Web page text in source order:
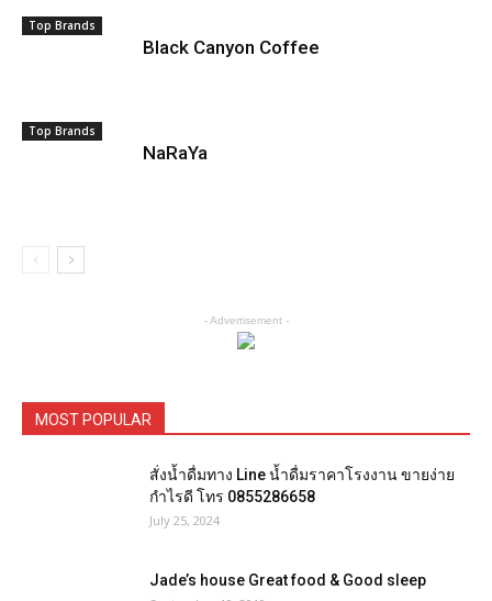
Top Brands
Black Canyon Coffee
Top Brands
NaRaYa
- Advertisement -
MOST POPULAR
สั่งน้ำดื่มทาง Line น้ำดื่มราคาโรงงาน ขายง่าย
กำไรดี โทร 0855286658
July 25, 2024
Jade’s house Great food & Good sleep